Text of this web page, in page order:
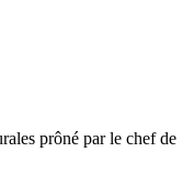
prôné par le chef de